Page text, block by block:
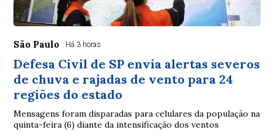
São Paulo Há 3 horas
Defesa Civil de SP envia alertas severos
de chuva e rajadas de vento para 24
regiões do estado
Mensagens foram disparadas para celulares da população na
quinta-feira (6) diante da intensificação dos ventos